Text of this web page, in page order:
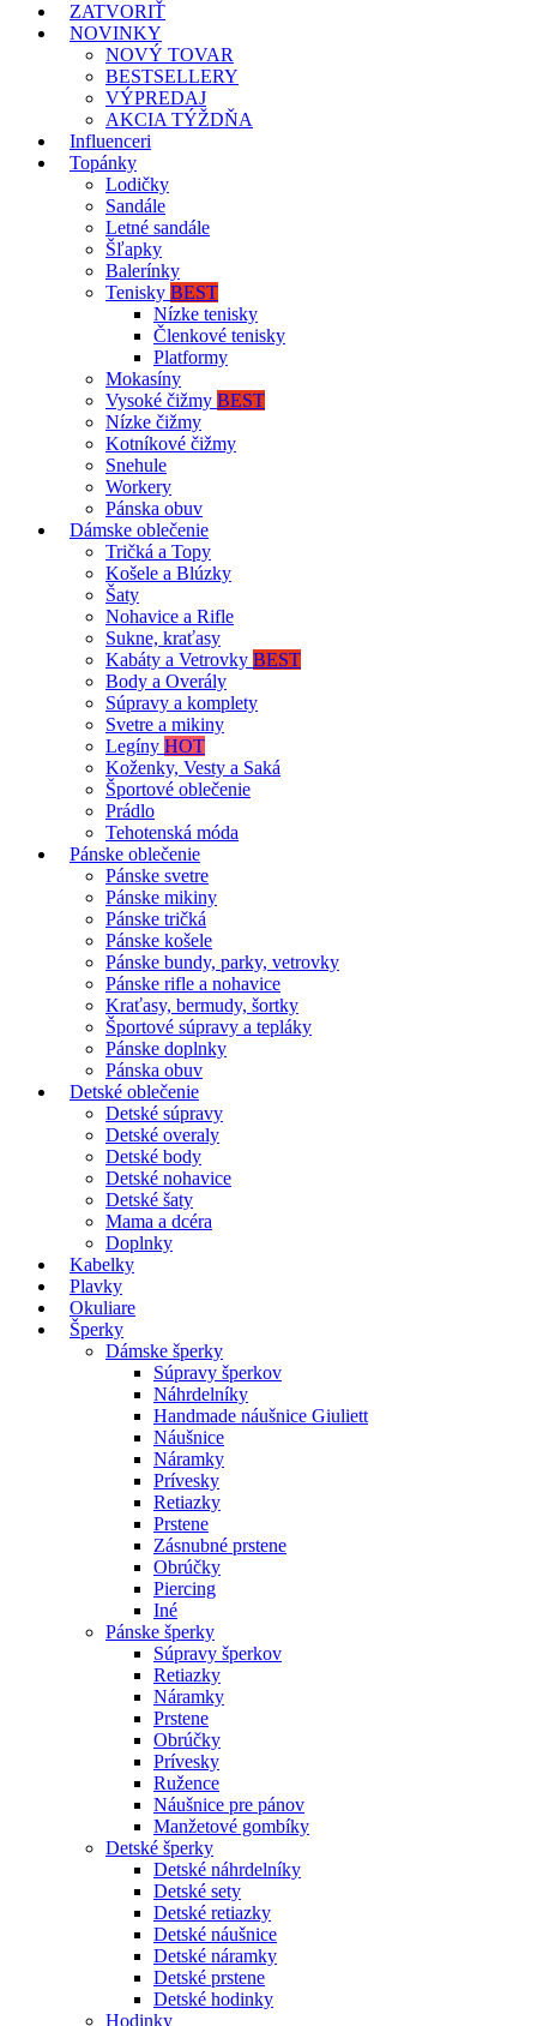
ZATVORIŤ
NOVINKY
NOVÝ TOVAR
BESTSELLERY
VÝPREDAJ
AKCIA TÝŽDŇA
Influenceri
Topánky
Lodičky
Sandále
Letné sandále
Šľapky
Balerínky
Tenisky BEST
Nízke tenisky
Členkové tenisky
Platformy
Mokasíny
Vysoké čižmy BEST
Nízke čižmy
Kotníkové čižmy
Snehule
Workery
Pánska obuv
Dámske oblečenie
Tričká a Topy
Košele a Blúzky
Šaty
Nohavice a Rifle
Sukne, kraťasy
Kabáty a Vetrovky BEST
Body a Overály
Súpravy a komplety
Svetre a mikiny
Legíny HOT
Koženky, Vesty a Saká
Športové oblečenie
Prádlo
Tehotenská móda
Pánske oblečenie
Pánske svetre
Pánske mikiny
Pánske tričká
Pánske košele
Pánske bundy, parky, vetrovky
Pánske rifle a nohavice
Kraťasy, bermudy, šortky
Športové súpravy a tepláky
Pánske doplnky
Pánska obuv
Detské oblečenie
Detské súpravy
Detské overaly
Detské body
Detské nohavice
Detské šaty
Mama a dcéra
Doplnky
Kabelky
Plavky
Okuliare
Šperky
Dámske šperky
Súpravy šperkov
Náhrdelníky
Handmade náušnice Giuliett
Náušnice
Náramky
Prívesky
Retiazky
Prstene
Zásnubné prstene
Obrúčky
Piercing
Iné
Pánske šperky
Súpravy šperkov
Retiazky
Náramky
Prstene
Obrúčky
Prívesky
Ružence
Náušnice pre pánov
Manžetové gombíky
Detské šperky
Detské náhrdelníky
Detské sety
Detské retiazky
Detské náušnice
Detské náramky
Detské prstene
Detské hodinky
Hodinky